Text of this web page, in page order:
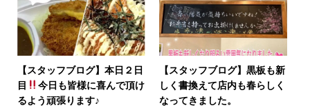
【スタッフブログ】本日２日
目
今日も皆様に喜んで頂け
るよう頑張ります♪
【スタッフブログ】黒板も新
しく書換えて店内も春らしく
なってきました。